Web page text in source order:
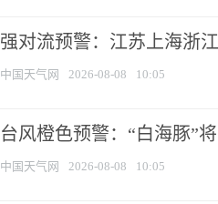
强对流预警：江苏上海浙
中国天气网 2026-08-08 10:05
台风橙色预警：“白海豚”
中国天气网 2026-08-08 10:05